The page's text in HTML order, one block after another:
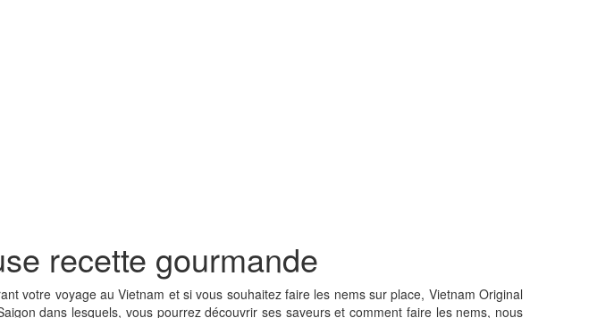
recette gourmande
votre voyage au Vietnam et si vous souhaitez faire les nems sur place, Vietnam Original
dans lesquels, vous pourrez découvrir ses saveurs et comment faire les nems, nous